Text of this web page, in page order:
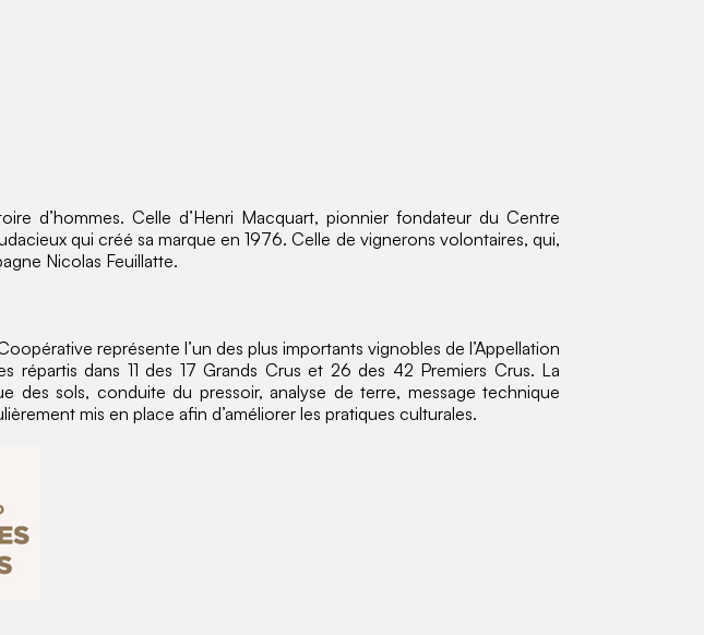
d’hommes. Celle d’Henri Macquart, pionnier fondateur du Centre
qui créé sa marque en 1976. Celle de vignerons volontaires, qui,
Nicolas Feuillatte.
représente l’un des plus importants vignobles de l’Appellation
dans 11 des 17 Grands Crus et 26 des 42 Premiers Crus. La
des sols, conduite du pressoir, analyse de terre, message technique
mis en place afin d’améliorer les pratiques culturales.